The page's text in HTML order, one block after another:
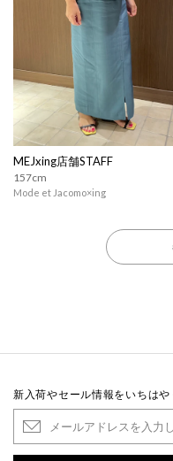
MEJxing店舗STAFF
157cm
Mode et Jacomo×ing
新入荷やセール情報をいちはや